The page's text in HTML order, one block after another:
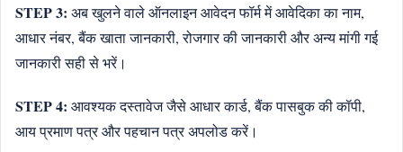
STEP 3: अब खुलने वाले ऑनलाइन आवेदन फॉर्म में आवेदिका का नाम,
आधार नंबर, बैंक खाता जानकारी, रोजगार की जानकारी और अन्य मांगी गई
जानकारी सही से भरें।
STEP 4: आवश्यक दस्तावेज जैसे आधार कार्ड, बैंक पासबुक की कॉपी,
आय प्रमाण पत्र और पहचान पत्र अपलोड करें।